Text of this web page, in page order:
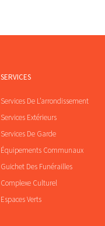
SERVICES
Services De L’arrondissement
Services Extérieurs
Services De Garde
Équipements Communaux
Guichet Des Funérailles
Complexe Culturel
Espaces Verts